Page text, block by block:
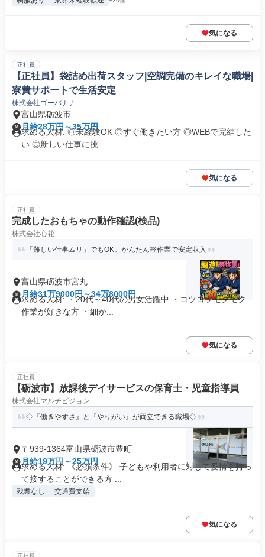
気になる
正社員
【正社員】袋詰め出荷スタッフ|空調完備のキレイな職場|
寮費サポートで生活安定
株式会社ゴーバナナ
富山県砺波市
月給28万円～35万円
求める人材: ◎未経験OK ◎すぐ働きたい方 ◎WEBで完結した
い ◎新しい仕事に挑...
気になる
正社員
完成したおもちゃの動作確認(検品)
株式会社心花
「難しい仕事ムリ」でもOK。かんたん軽作業で安定収入
富山県砺波市宮丸
月給31万9000円～34万8000円
求める人材: ・20代～40代の男女活躍中 ・コツコツモクモク
作業が好きな方 ・細か...
気になる
正社員
【砺波市】放課後デイサービスの保育士・児童指導員
株式会社マルチビジョン
◇『働きやすさ』と『やりがい』が両立できる職場◇
〒939-1364富山県砺波市豊町
月給19万円～25万円
求める人材: 《必須条件》 子どもや利用者に対して愛情を持っ
て接することができる方 ...
残業なし 交通費支給
気になる